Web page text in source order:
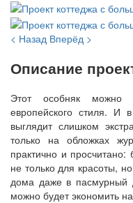
< Назад Вперёд >
Описание
Этот особняк можно
европейского стиля.
выглядит слишком
только на обложках
практично и
не только для красоты,
дома даже в пасмурный
можно будет экономить